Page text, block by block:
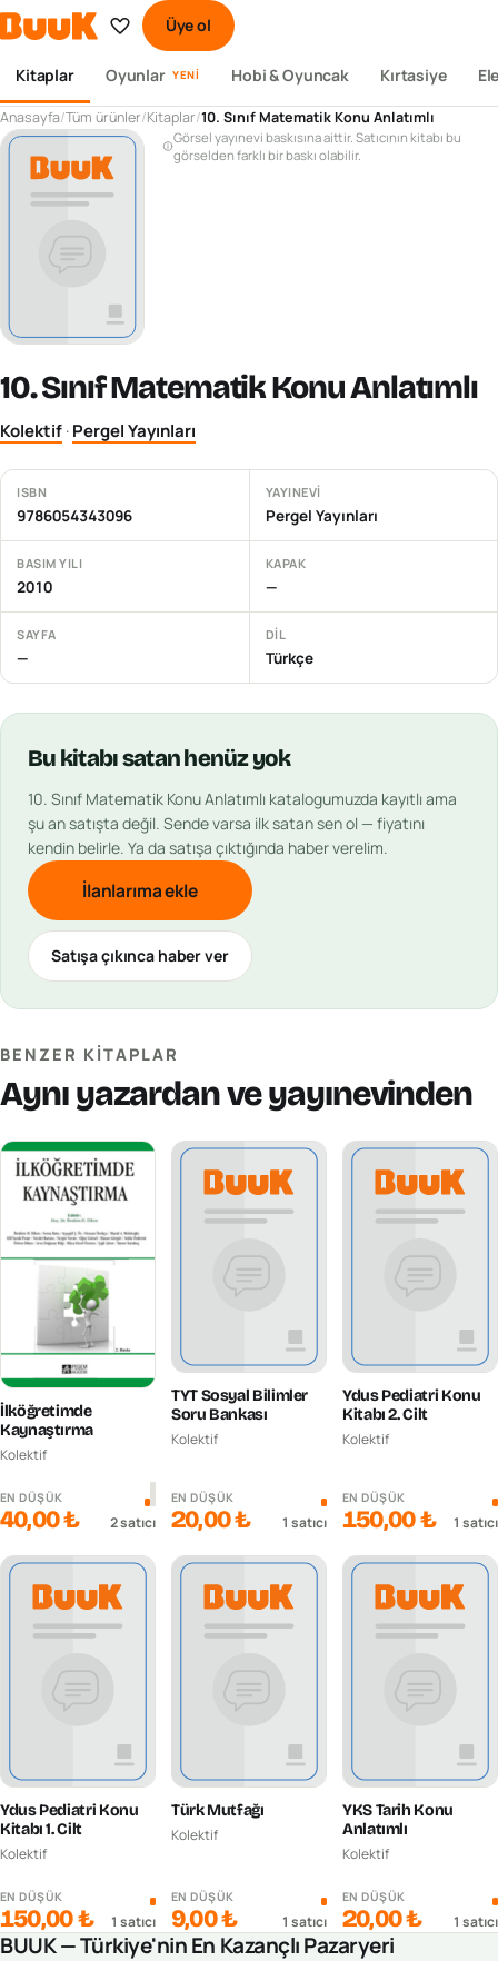
Üye ol
Kitaplar Oyunlar YENI Hobi & Oyuncak Kırtasiye
Anasayfa/Tüm ürünler/Kitaplar/10. Sınıf Matematik Konu Anlatımlı
Görsel yayınevi baskısına aittir. Satıcının kitabı bu
görselden farklı bir baskı olabilir.
10. Sınıf Matematik Konu Anlatımlı
Kolektif·Pergel Yayınları
ISBN
9786054343096
YAYINEVI
Pergel Yayınları
BASIM YILI
2010
KAPAK
—
SAYFA
—
DIL
Türkçe
Bu kitabısatan henüz yok
10. Sınıf Matematik Konu Anlatımlı katalogumuzda kayıtlı ama
şu an satışta değil. Sende varsa ilk satan sen ol — fiyatını
kendin belirle. Ya da satışa çıktığında haber verelim.
İlanlarıma ekle
Satışa çıkınca haber ver
BENZER KITAPLAR
Aynı yazardan ve yayınevinden
İlköğretimde
Kaynaştırma
Kolektif
EN DÜŞÜK
40,00 ₺ 2satıcı
TYT Sosyal Bilimler
Soru Bankası
Kolektif
EN DÜŞÜK
20,00 ₺ 1 satıcı
Ydus Pediatri Konu
Kitabı 2. Cilt
Kolektif
EN DÜŞÜK
150,00 ₺ 1 satıcı
Ydus Pediatri Konu
Kitabı 1. Cilt
Kolektif
EN DÜŞÜK
150,00 ₺ 1 satıcı
Türk Mutfağı
Kolektif
EN DÜŞÜK
9,00 ₺ 1 satıcı
YKS Tarih Konu
Anlatımlı
Kolektif
EN DÜŞÜK
20,00 ₺ 1 satıcı
BUUK — Türkiye'nin En Kazançlı Pazaryeri